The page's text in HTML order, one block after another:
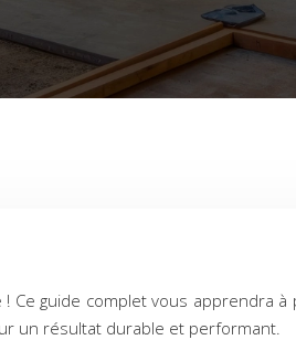
Ce guide complet vous
un résultat durable et performant.